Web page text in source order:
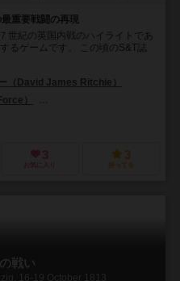
重要戦闘の再現
世紀の英国内戦のハイライトであ
るゲームです。 この頃のS&T誌
（David James Ritchie）
）
3
お気に入り
3
持ってる
戦い
16-19 October 1813